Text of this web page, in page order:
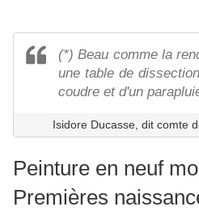
(*) Beau comme la
une table de
coudre et d'un
Isidore Ducasse, dit comte
Peinture en neuf
Premières